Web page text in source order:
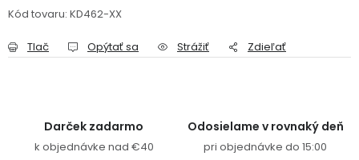
Kód tovaru: KD462-XX
Tlač Opýtať sa Strážiť Zdieľať
Darček zadarmo
k objednávke nad €40
Odosielame v rovnaký deň
pri objednávke do 15:00